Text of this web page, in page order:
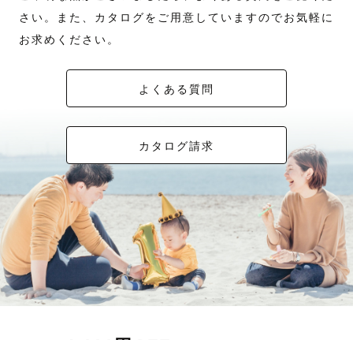
さい。また、カタログをご用意していますのでお気軽に
お求めください。
よくある質問
カタログ請求